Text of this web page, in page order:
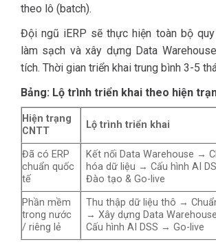
theo lô (batch).
Đội ngũ iERP sẽ thực hiện toàn bộ
làm sạch và xây dựng Data
tích. Thời gian triển khai trung bình 3-5
Bảng: Lộ trình triển khai theo hiện
Hiện trạng
CNTT
Lộ trình triển khai
Đã có ERP
chuẩn quốc
tế
Kết nối Data Warehouse →
hóa dữ liệu → Cấu hình AI
Đào tạo & Go-live
Phần mềm
trong nước
/ riêng lẻ
Thu thập dữ liệu thô →
→ Xây dựng Data
Cấu hình AI DSS → Go-live